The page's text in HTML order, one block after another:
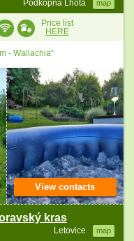
Podkopná Lhota map
Price list
HERE
- Wallachia“
kras
Letovice map
View contacts